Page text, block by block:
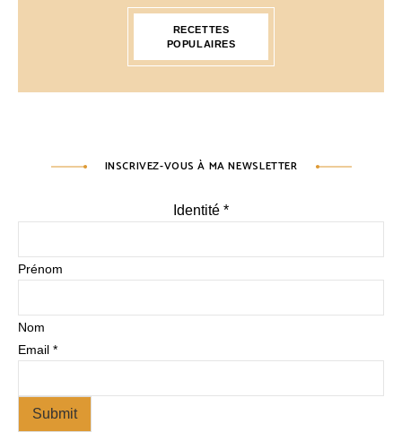
RECETTES
POPULAIRES
INSCRIVEZ-VOUS À MA NEWSLETTER
Identité *
Prénom
Nom
Email *
Submit